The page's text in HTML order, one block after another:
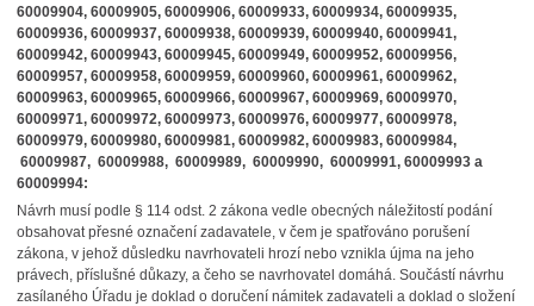
60009904, 60009905, 60009906, 60009933, 60009934, 60009935,
60009936, 60009937, 60009938, 60009939, 60009940, 60009941,
60009942, 60009943, 60009945, 60009949, 60009952, 60009956,
60009957, 60009958, 60009959, 60009960, 60009961, 60009962,
60009963, 60009965, 60009966, 60009967, 60009969, 60009970,
60009971, 60009972, 60009973, 60009976, 60009977, 60009978,
60009979, 60009980, 60009981, 60009982, 60009983, 60009984,
60009987, 60009988, 60009989, 60009990, 60009991, 60009993 a
60009994:
Návrh musí podle § 114 odst. 2 zákona vedle obecných náležitostí podání
obsahovat přesné označení zadavatele, v čem je spatřováno porušení
zákona, v jehož důsledku navrhovateli hrozí nebo vznikla újma na jeho
právech, příslušné důkazy, a čeho se navrhovatel domáhá. Součástí návrhu
zasílaného Úřadu je doklad o doručení námitek zadavateli a doklad o složení